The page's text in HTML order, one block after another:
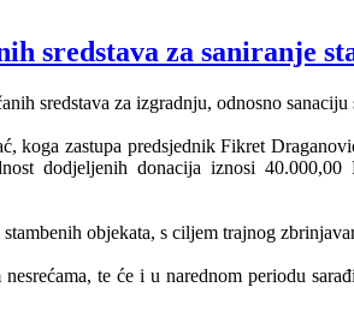
sredstava za saniranje
sredstava za izgradnju, odnosno
koga zastupa predsjednik Fikret
dodjeljenih donacija iznosi
objekata, s ciljem trajnog
te će i u narednom periodu